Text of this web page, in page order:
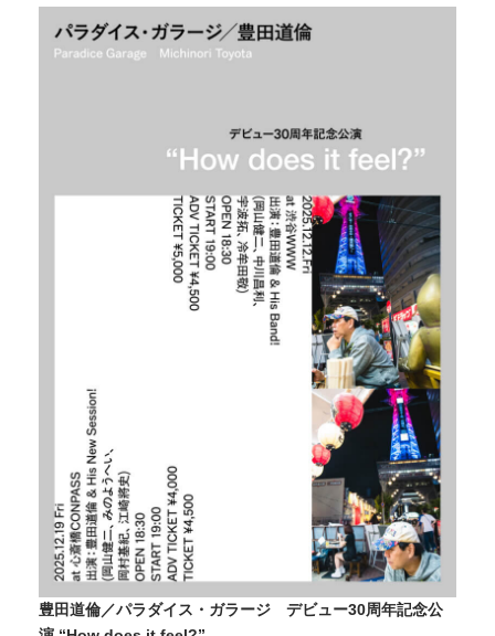
豊田道倫／パラダイス・ガラージ デビュー30周年記念公